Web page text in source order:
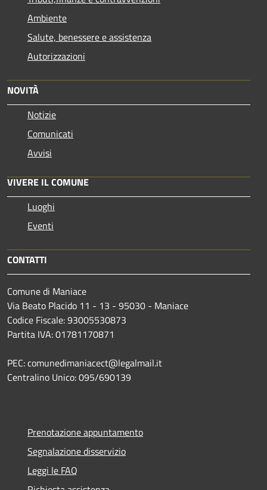
Ambiente
Salute, benessere e assistenza
Autorizzazioni
NOVITÀ
Notizie
Comunicati
Avvisi
VIVERE IL COMUNE
Luoghi
Eventi
CONTATTI
Comune di Maniace
Via Beato Placido 11 - 13 - 95030 - Maniace
Codice Fiscale: 93005530873
Partita IVA: 01781170871
PEC: comunedimaniacect@legalmail.it
Centralino Unico: 095/690139
Prenotazione appuntamento
Segnalazione disservizio
Leggi le FAQ